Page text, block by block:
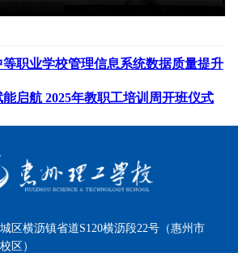
等职业学校管理信息系统数据质量提升
启航 2025年教职工培训周开班仪式
区横沥镇省道S120横沥段22号（惠州市
区）